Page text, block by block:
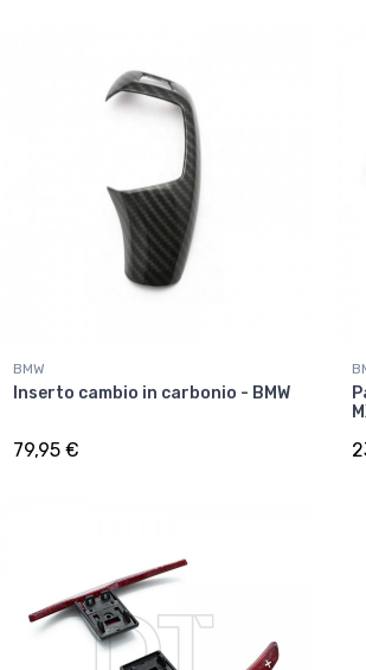
BMW
Inserto cambio in carbonio - BMW
79,95 €